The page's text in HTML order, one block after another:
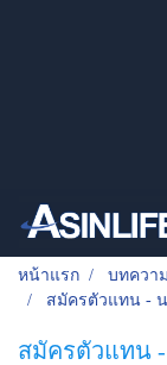
หน้าแรก บทควา
สมัครตัวแทน -
สมัครตัวแทน